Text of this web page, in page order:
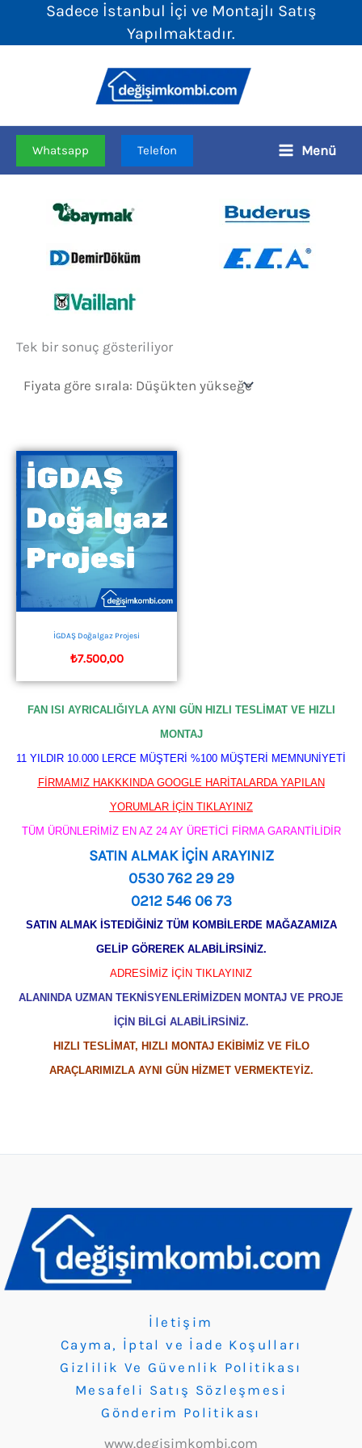
Sadece İstanbul İçi ve Montajlı Satış
Yapılmaktadır.
Whatsapp Telefon Menü
Tek bir sonuç gösteriliyor
İGDAŞ Doğalgaz Projesi
₺7.500,00
FAN ISI AYRICALIĞIYLA AYNI GÜN HIZLI TESLİMAT VE HIZLI
MONTAJ
11 YILDIR 10.000 LERCE MÜŞTERİ %100 MÜŞTERİ MEMNUNİYETİ
FİRMAMIZ HAKKKINDA GOOGLE HARİTALARDA YAPILAN
YORUMLAR İÇİN TIKLAYINIZ
TÜM ÜRÜNLERİMİZ EN AZ 24 AY ÜRETİCİ FİRMA GARANTİLİDİR
SATIN ALMAK İÇİN ARAYINIZ
0530 762 29 29
0212 546 06 73
SATIN ALMAK İSTEDİĞİNİZ TÜM KOMBİLERDE MAĞAZAMIZA
GELİP GÖREREK ALABİLİRSİNİZ.
ADRESİMİZ İÇİN TIKLAYINIZ
ALANINDA UZMAN TEKNİSYENLERİMİZDEN MONTAJ VE PROJE
İÇİN BİLGİ ALABİLİRSİNİZ.
HIZLI TESLİMAT, HIZLI MONTAJ EKİBİMİZ VE FİLO
ARAÇLARIMIZLA AYNI GÜN HİZMET VERMEKTEYİZ.
İletişim
Cayma, İptal ve İade Koşulları
Gizlilik Ve Güvenlik Politikası
Mesafeli Satış Sözleşmesi
Gönderim Politikası
www.degisimkombi.com